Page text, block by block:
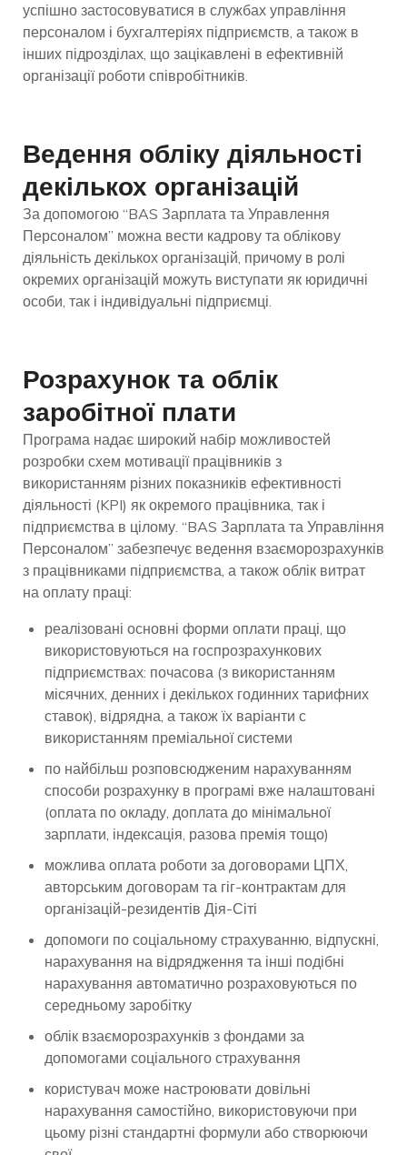
успішно застосовуватися в службах управління
персоналом і бухгалтеріях підприємств, а також в
інших підрозділах, що зацікавлені в ефективній
організації роботи співробітників.
Ведення обліку діяльності
декількох організацій
За допомогою “BAS Зарплата та Управлення
Персоналом” можна вести кадрову та облікову
діяльність декількох організацій, причому в ролі
окремих організацій можуть виступати як юридичні
особи, так і індивідуальні підприємці.
Розрахунок та облік
заробітної плати
Програма надає широкий набір можливостей
розробки схем мотивації працівників з
використанням різних показників ефективності
діяльності (KPI) як окремого працівника, так і
підприємства в цілому. “BAS Зарплата та Управління
Персоналом” забезпечує ведення взаєморозрахунків
з працівниками підприємства, а також облік витрат
на оплату праці:
реалізовані основні форми оплати праці, що
використовуються на госпрозрахункових
підприємствах: почасова (з використанням
місячних, денних і декількох годинних тарифних
ставок), відрядна, а також їх варіанти с
використанням преміальної системи
по найбільш розповсюдженим нарахуванням
способи розрахунку в програмі вже налаштовані
(оплата по окладу, доплата до мінімальної
зарплати, індексація, разова премія тощо)
можлива оплата роботи за договорами ЦПХ,
авторським договорам та гіг-контрактам для
організацій-резидентів Дія-Сіті
допомоги по соціальному страхуванню, відпускні,
нарахування на відрядження та інші подібні
нарахування автоматично розраховуються по
середньому заробітку
облік взаєморозрахунків з фондами за
допомогами соціального страхування
користувач може настроювати довільні
нарахування самостійно, використовуючи при
цьому різні стандартні формули або створюючи